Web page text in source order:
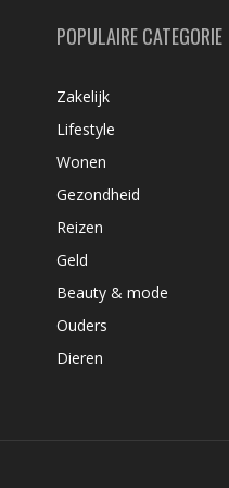
POPULAIRE CATEGORIE
Zakelijk
Lifestyle
Wonen
Gezondheid
Reizen
Geld
Beauty & mode
Ouders
Dieren